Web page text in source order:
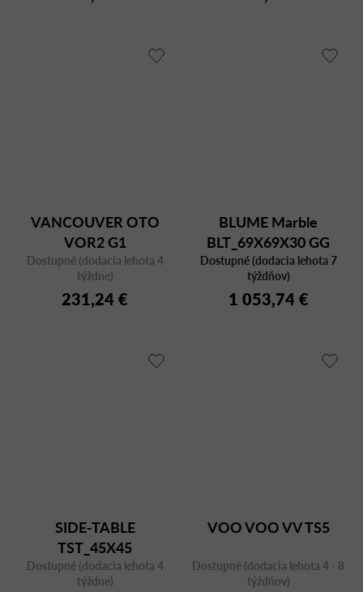
VANCOUVER OTO
VOR2 G1
Dostupné (dodacia lehota 4
týždne)
231,24 €
BLUME Marble
BLT_69X69X30 GG
MFP
Dostupné (dodacia lehota 7
týždňov)
1 053,74 €
SIDE-TABLE
TST_45X45
Dostupné (dodacia lehota 4
týždne)
VOO VOO VV TS5
Dostupné (dodacia lehota 4 - 8
týždňov)